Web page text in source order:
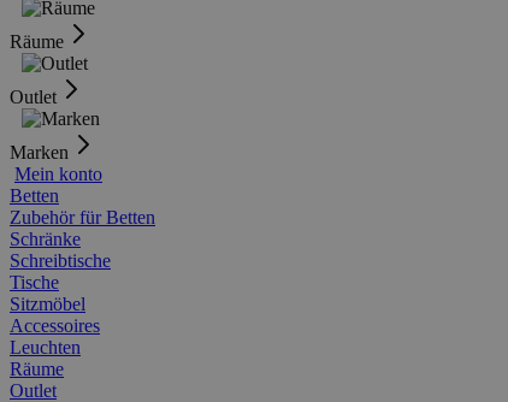
Räume
Outlet
Marken
Mein konto
Betten
Zubehör für Betten
Schränke
Schreibtische
Tische
Sitzmöbel
Accessoires
Leuchten
Räume
Outlet